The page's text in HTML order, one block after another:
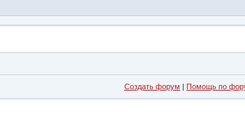
Создать форум | Помощь по